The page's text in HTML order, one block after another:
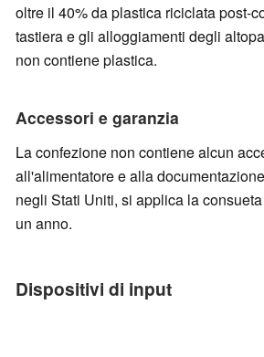
oltre il 40% da plastica riciclata post-
tastiera e gli alloggiamenti degli
non contiene plastica.
Accessori e garanzia
La confezione non contiene alcun
all'alimentatore e alla
negli Stati Uniti, si applica la
un anno.
Dispositivi di input